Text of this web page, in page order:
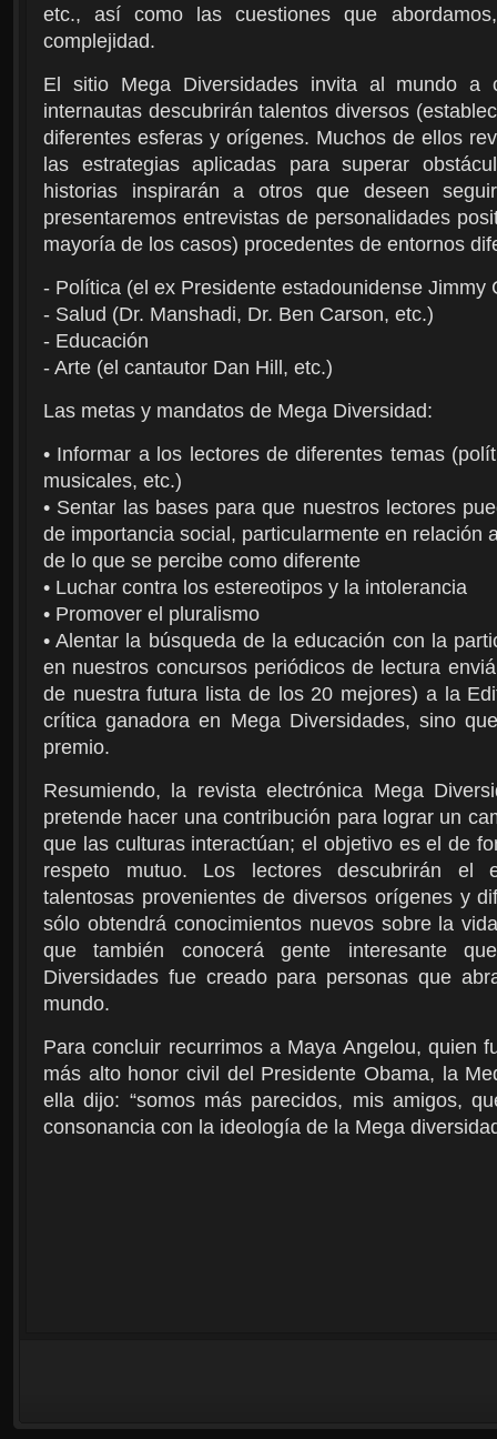
etc., así como las cuestiones que
complejidad.
El sitio Mega Diversidades invita al mundo a
internautas descubrirán talentos diversos
diferentes esferas y orígenes. Muchos de ellos
las estrategias aplicadas para superar
historias inspirarán a otros que deseen
presentaremos entrevistas de personalidades
mayoría de los casos) procedentes de entornos
- Política (el ex Presidente estadounidense Jimmy
- Salud (Dr. Manshadi, Dr. Ben Carson, etc.)
- Educación
- Arte (el cantautor Dan Hill, etc.)
Las metas y mandatos de Mega Diversidad:
• Informar a los lectores de diferentes temas
musicales, etc.)
• Sentar las bases para que nuestros lectores
de importancia social, particularmente en relación
de lo que se percibe como diferente
• Luchar contra los estereotipos y la intolerancia
• Promover el pluralismo
• Alentar la búsqueda de la educación con la
en nuestros concursos periódicos de lectura
de nuestra futura lista de los 20 mejores) a la
crítica ganadora en Mega Diversidades, sino
premio.
Resumiendo, la revista electrónica Mega
pretende hacer una contribución para lograr un
que las culturas interactúan; el objetivo es el de
respeto mutuo. Los lectores descubrirán el
talentosas provenientes de diversos orígenes y
sólo obtendrá conocimientos nuevos sobre la
que también conocerá gente interesante
Diversidades fue creado para personas que
mundo.
Para concluir recurrimos a Maya Angelou, quien
más alto honor civil del Presidente Obama, la
ella dijo: “somos más parecidos, mis amigos,
consonancia con la ideología de la Mega